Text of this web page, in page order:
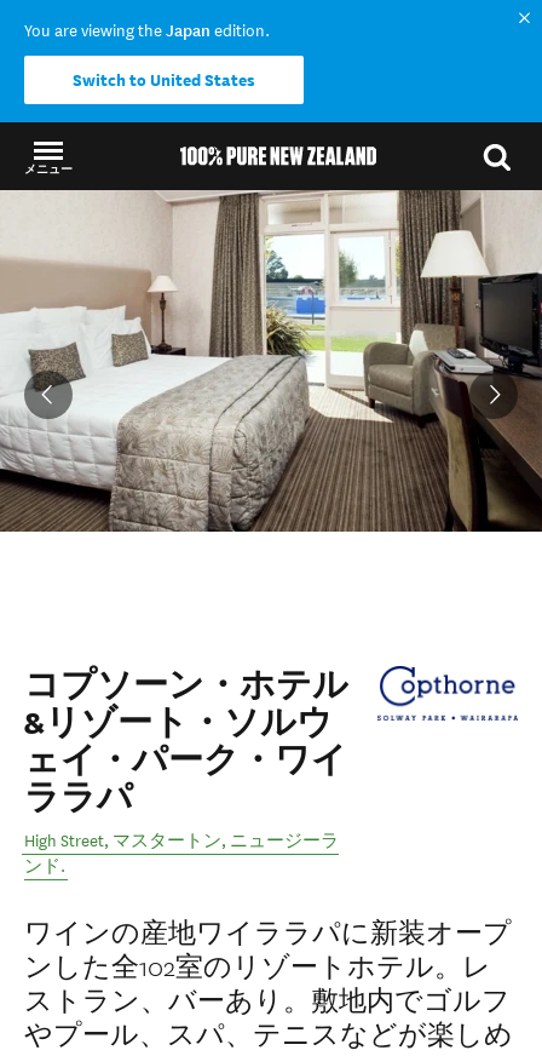
You are viewing theJapan edition.
Switch to United States
メニュー
コプソーン・ホテル
&リゾート・ソルウ
ェイ・パーク・ワイ
ララパ
High Street, マスタートン, ニュージーラ
ンド.
ワインの産地ワイララパに新装オープ
ンした全102室のリゾートホテル。レ
ストラン、バーあり。敷地内でゴルフ
やプール、スパ、テニスなどが楽しめ